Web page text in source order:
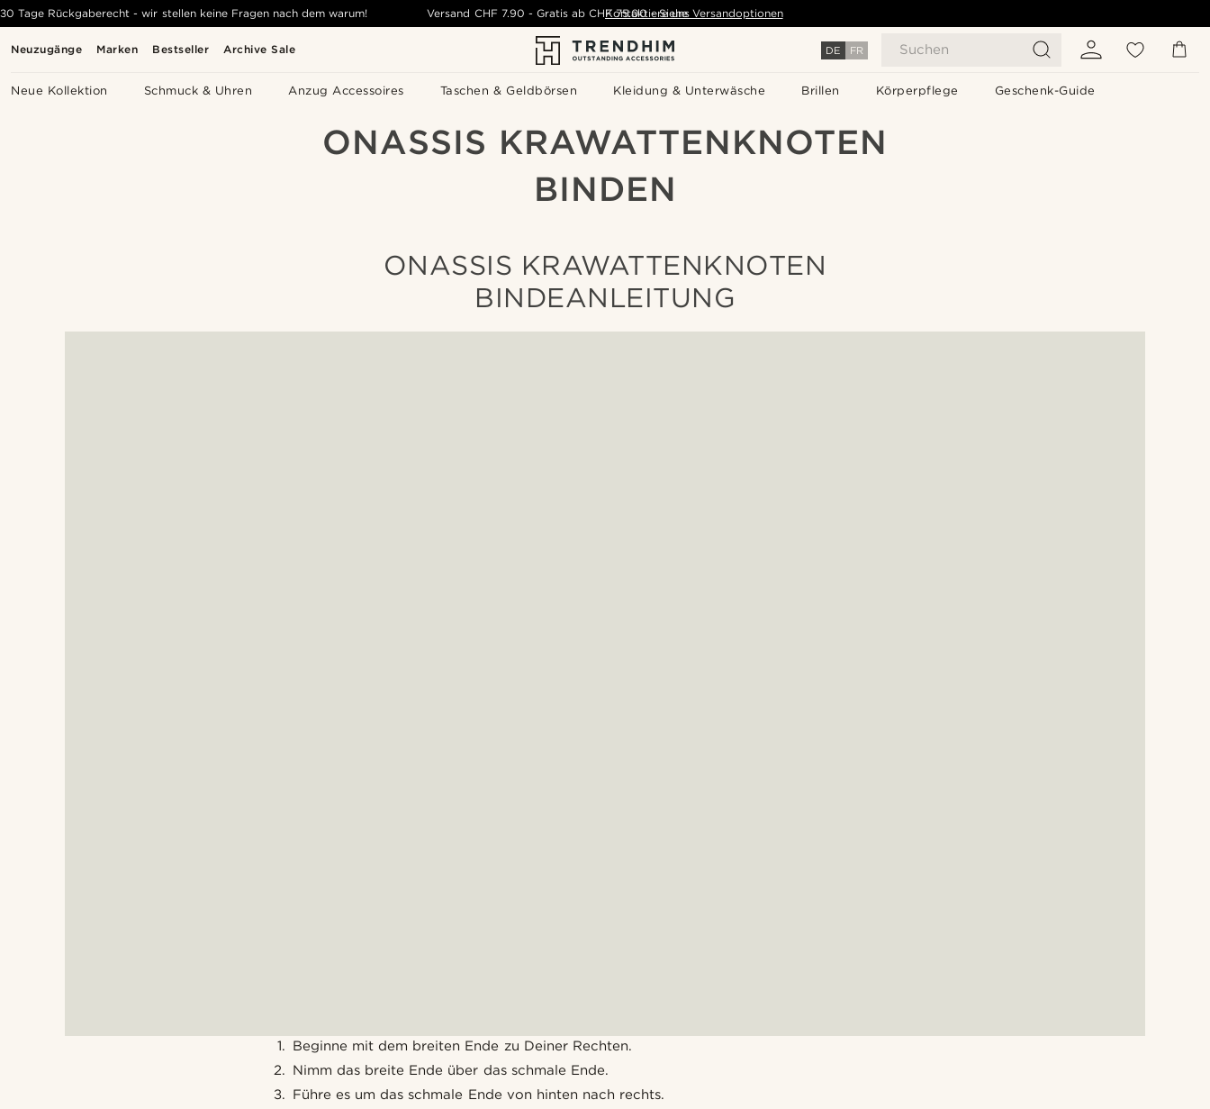
Neuzugänge Marken Bestseller Archive Sale DE FR Suchen
Neue Kollektion Schmuck & Uhren Anzug Accessoires Taschen & Geldbörsen Kleidung & Unterwäsche Brillen Körperpflege Geschenk-Guide
30 Tage Rückgaberecht - wir stellen keine Fragen nach dem warum! Versand CHF 7.90 - Gratis ab CHF 75.00 - Siehe Versandoptionen
Kontaktiere uns
ONASSIS KRAWATTENKNOTEN
BINDEN
ONASSIS KRAWATTENKNOTEN
BINDEANLEITUNG
Beginne mit dem breiten Ende zu Deiner Rechten.
Nimm das breite Ende über das schmale Ende.
Führe es um das schmale Ende von hinten nach rechts.